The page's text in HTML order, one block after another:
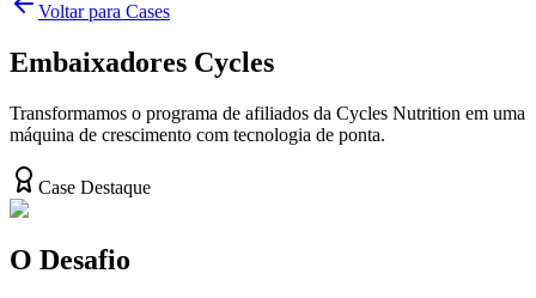
Voltar para Cases
Embaixadores Cycles
Transformamos o programa de afiliados da Cycles Nutrition em uma
máquina de crescimento com tecnologia de ponta.
Case Destaque
O Desafio